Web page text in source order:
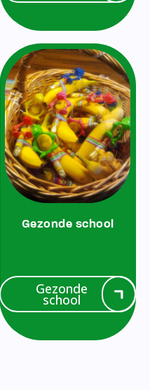
Gezonde school
Gezonde
school